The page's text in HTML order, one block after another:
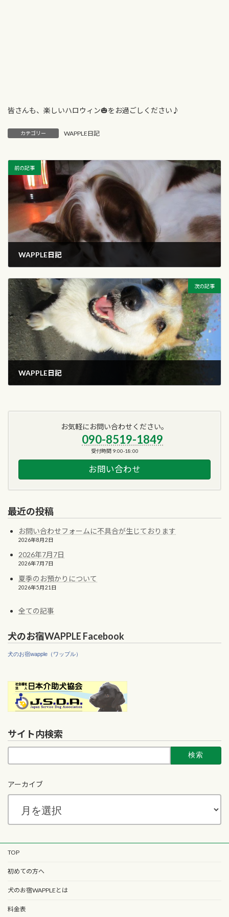
皆さんも、楽しいハロウィン🎃をお過ごしください♪
カテゴリー WAPPLE日記
前の記事
WAPPLE日記
次の記事
WAPPLE日記
お気軽にお問い合わせください。
090-8519-1849
受付時間 9:00-18:00
お問い合わせ
最近の投稿
お問い合わせフォームに不具合が生じております
2026年8月2日
2026年7月7日
2026年7月7日
夏季のお預かりについて
2026年5月21日
全ての記事
犬のお宿WAPPLE Facebook
犬のお宿wapple（ワップル）
サイト内検索
索:
アーカイブ
TOP
初めての方へ
犬のお宿WAPPLEとは
料金表